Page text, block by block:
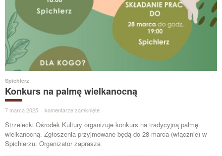
Spichlerz
Konkurs na palmę wielkanocną
7 marca 2025 · komentarze zamknięte ·
Strzelecki Ośrodek Kultury organizuje konkurs na tradycyjną palmę
wielkanocną. Zgłoszenia przyjmowane będą do 28 marca (włącznie) w
Spichlerzu. Organizator zaprasza